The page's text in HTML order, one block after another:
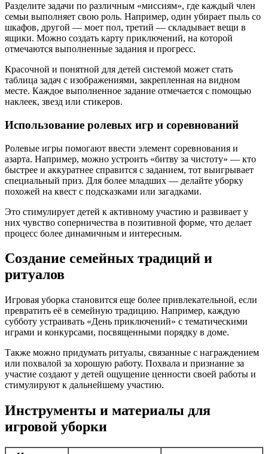
Разделите задачи по различным «миссиям», где каждый член
семьи выполняет свою роль. Например, один убирает пыль со
шкафов, другой — моет пол, третий — складывает вещи в
ящики. Можно создать карту приключений, на которой
отмечаются выполненные задания и прогресс.
Красочной и понятной для детей системой может стать
таблица задач с изображениями, закрепленная на видном
месте. Каждое выполненное задание отмечается с помощью
наклеек, звезд или стикеров.
Использование ролевых игр и соревнований
Ролевые игры помогают ввести элемент соревнования и
азарта. Например, можно устроить «битву за чистоту» — кто
быстрее и аккуратнее справится с заданием, тот выигрывает
специальный приз. Для более младших — делайте уборку
похожей на квест с подсказками или загадками.
Это стимулирует детей к активному участию и развивает у
них чувство соперничества в позитивной форме, что делает
процесс более динамичным и интересным.
Создание семейных традиций и
ритуалов
Игровая уборка становится еще более привлекательной, если
превратить её в семейную традицию. Например, каждую
субботу устраивать «День приключений» с тематическими
играми и конкурсами, посвященными порядку в доме.
Также можно придумать ритуалы, связанные с награждением
или похвалой за хорошую работу. Похвала и признание за
участие создают у детей ощущение ценности своей работы и
стимулируют к дальнейшему участию.
Инструменты и материалы для
игровой уборки